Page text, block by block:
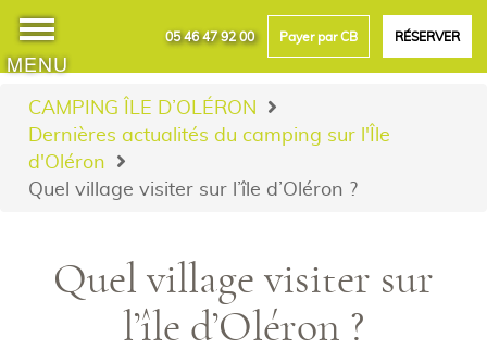
MENU
05 46 47 92 00 Payer par CB RÉSERVER
CAMPING ÎLE D’OLÉRON
Dernières actualités du camping sur l'Île
d'Oléron
Quel village visiter sur l’île d’Oléron ?
Quel village visiter sur
l’île d’Oléron ?